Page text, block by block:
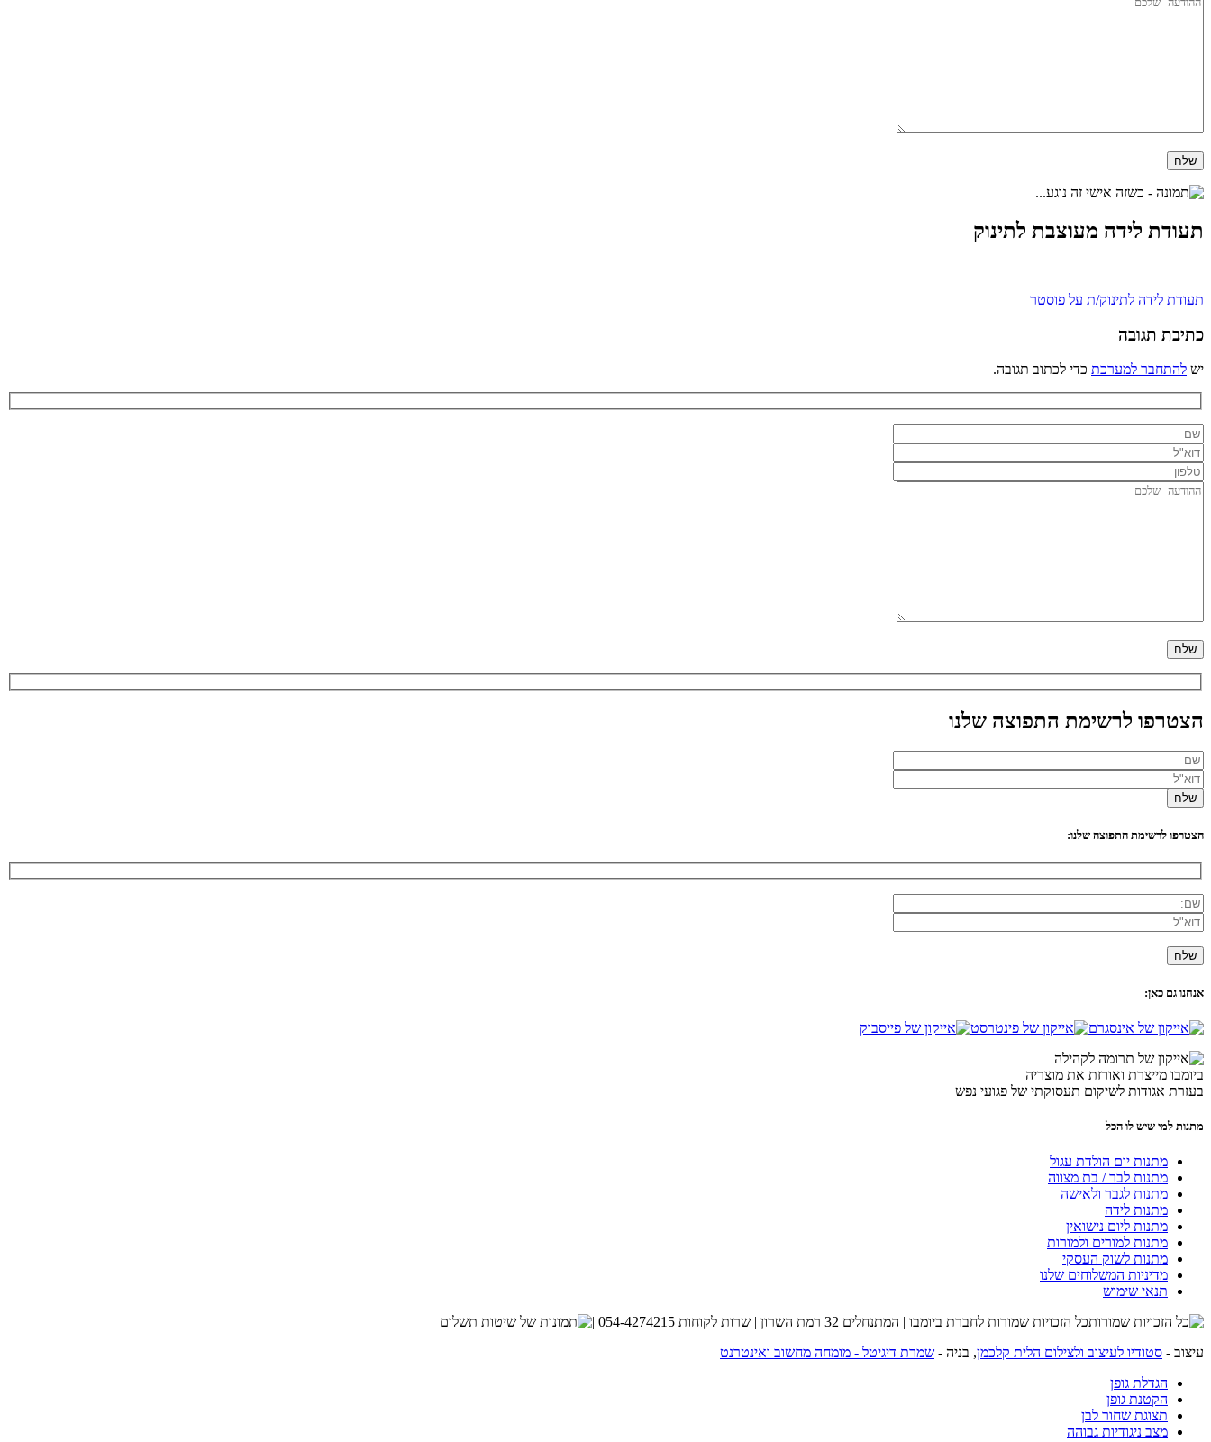
תעודת לידה מעוצבת לתינוק
ניווט
תעודת לידה לתינוק/ת על פוסטר
כתיבת תגובה
יש להתחבר למערכת כדי לכתוב תגובה.
הצטרפו לרשימת התפוצה שלנו
הצטרפו לרשימת התפוצה שלנו:
אנחנו גם כאן:
ביומבו מייצרת ואורזת את מוצריה
בעזרת אגודות לשיקום תעסוקתי של פגועי נפש
מתנות למי שיש לו הכל
מתנות יום הולדת עגול
מתנות לבר / בת מצווה
מתנות לגבר ולאישה
מתנות לידה
מתנות ליום נישואין
מתנות למורים ולמורות
מתנות לשוק העסקי
מדיניות המשלוחים שלנו
תנאי שימוש
כל הזכויות שמורות לחברת ביומבו | המתנחלים 32 רמת השרון | שרות לקוחות 054-4274215 |
עיצוב - סטודיו לעיצוב ולצילום הלית קלכמן, בניה - שמרת דיגיטל - מומחה מחשוב ואינטרנט
הגדלת גופן
הקטנת גופן
תצוגת שחור לבן
מצב ניגודיות גבוהה